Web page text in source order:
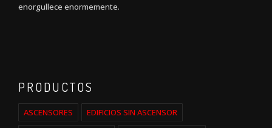
enorgullece enormemente.
PRODUCTOS
ASCENSORES
EDIFICIOS SIN ASCENSOR